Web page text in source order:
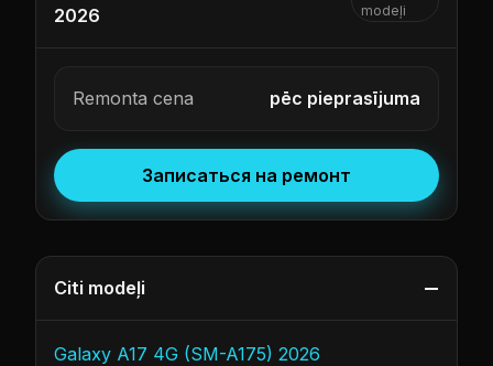
2026
modeļi
Remonta cena pēc pieprasījuma
Записаться на ремонт
Citi modeļi
Galaxy A17 4G (SM-A175) 2026